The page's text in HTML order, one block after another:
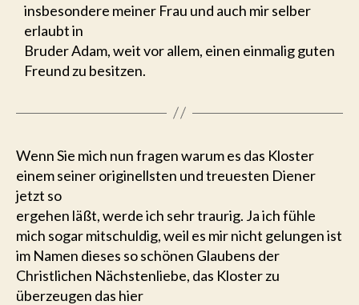
insbesondere meiner Frau und auch mir selber
erlaubt in
Bruder Adam, weit vor allem, einen einmalig guten
Freund zu besitzen.
Wenn Sie mich nun fragen warum es das Kloster
einem seiner originellsten und treuesten Diener
jetzt so
ergehen läßt, werde ich sehr traurig. Ja ich fühle
mich sogar mitschuldig, weil es mir nicht gelungen ist
im Namen dieses so schönen Glaubens der
Christlichen Nächstenliebe, das Kloster zu
überzeugen das hier